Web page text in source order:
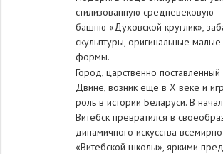
стилизованную средневековую
башню «Духовской круглик»,
скульптуры, оригинальные
формы.
Город, царственно
Двине, возник еще в X веке и
роль в истории Беларуси. В
Витебск превратился в
динамичного искусства
«Витебской школы», яркими